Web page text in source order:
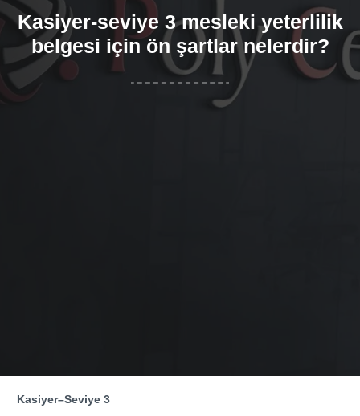
Kasiyer-seviye 3 mesleki yeterlilik
belgesi için ön şartlar nelerdir?
Kasiyer–Seviye 3